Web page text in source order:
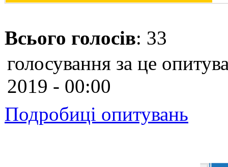
Всього голосів: 33
голосування за це
2019 - 00:00
Подробиці опитувань